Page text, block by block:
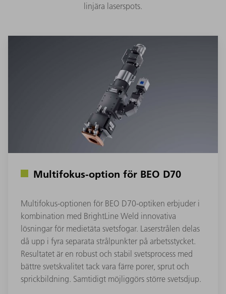
linjära laserspots.
Multifokus-option för BEO D70
Multifokus-optionen för BEO D70-optiken erbjuder i
kombination med BrightLine Weld innovativa
lösningar för medietäta svetsfogar. Laserstrålen delas
då upp i fyra separata strålpunkter på arbetsstycket.
Resultatet är en robust och stabil svetsprocess med
bättre svetskvalitet tack vara färre porer, sprut och
sprickbildning. Samtidigt möjliggörs större svetsdjup.